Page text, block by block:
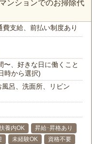
ンションでのお掃除代
費支給、前払い制度あり
〜、好きな日に働くこと
時から選択)
呂、洗面所、リビン
養内OK
昇給･昇格あり
未経験OK
資格不要